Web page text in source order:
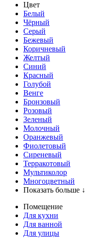
Цвет
Белый
Чёрный
Серый
Бежевый
Коричневый
Желтый
Синий
Красный
Голубой
Венге
Бронзовый
Розовый
Зеленый
Молочный
Оранжевый
Фиолетовый
Сиреневый
Терракотовый
Мультиколор
Многоцветный
Показать больше ↓
Помещение
Для кухни
Для ванной
Для улицы